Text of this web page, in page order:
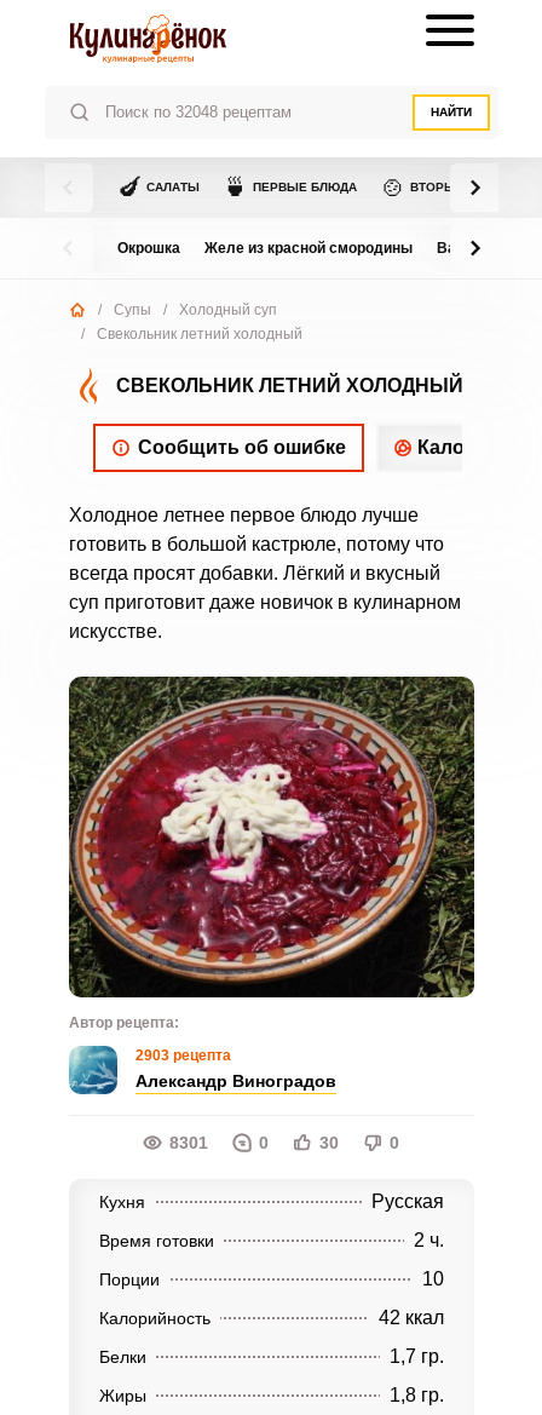
НАЙТИ
🍆 САЛАТЫ 🍵 ПЕРВЫЕ БЛЮДА 🍲 ВТОРЫЕ БЛЮДА
Окрошка Желе из красной смородины Варенье из
/ Супы /
Холодный суп
/
Свекольник летний холодный
СВЕКОЛЬНИК ЛЕТНИЙ ХОЛОДНЫЙ
Сообщить об ошибке
Холодное летнее первое блюдо лучше
готовить в большой кастрюле, потому что
всегда просят добавки. Лёгкий и вкусный
суп приготовит даже новичок в кулинарном
искусстве.
Автор рецепта:
2903 рецепта
Александр Виноградов
8301 0 30 0
Кухня Русская
Время готовки 2 ч.
Порции 10
Калорийность 42 ккал
Белки 1,7 гр.
Жиры 1,8 гр.